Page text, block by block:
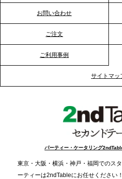
ーションを活性化
2025.12.12
事提供を実施へ
TBS「Nスタ」で、2ndTable
お問い合わせ
ご注文
ご利用事例
サイトマッ
パーティー・ケータリング
東京・大阪・横浜・神戸・福岡でのス
ーティーは2ndTableにお任せください！